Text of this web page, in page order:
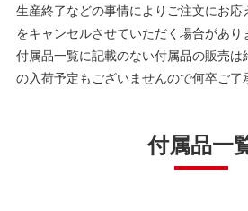
生産終了などの事情によりご注文にお応
をキャンセルさせていただく場合があり
付属品一覧に記載のない付属品の販売は
の入荷予定もございませんので何卒ご了
付属品一